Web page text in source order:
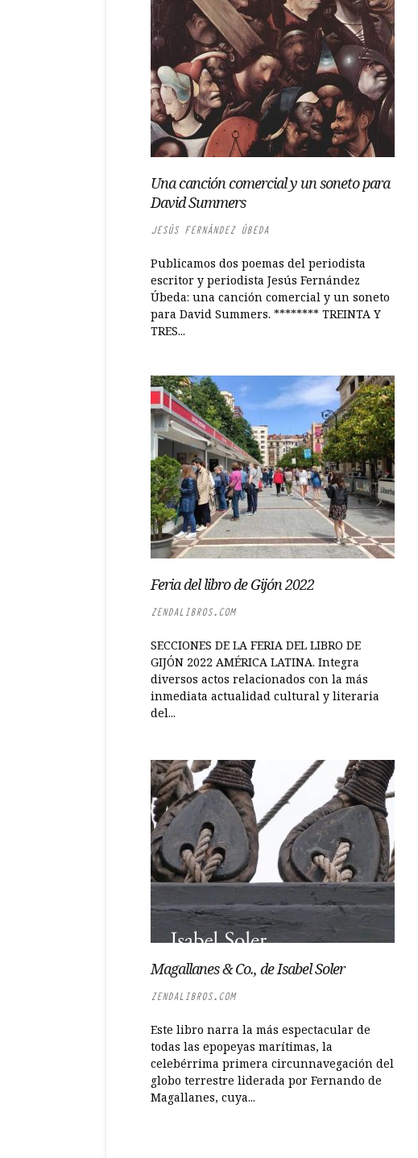
Una canción comercial y un soneto para
David Summers
JESÚS FERNÁNDEZ ÚBEDA
Publicamos dos poemas del periodista
escritor y periodista Jesús Fernández
Úbeda: una canción comercial y un soneto
para David Summers. ******** TREINTA Y
TRES...
Feria del libro de Gijón 2022
ZENDALIBROS.COM
SECCIONES DE LA FERIA DEL LIBRO DE
GIJÓN 2022 AMÉRICA LATINA. Integra
diversos actos relacionados con la más
inmediata actualidad cultural y literaria
del...
Magallanes & Co., de Isabel Soler
ZENDALIBROS.COM
Este libro narra la más espectacular de
todas las epopeyas marítimas, la
celebérrima primera circunnavegación del
globo terrestre liderada por Fernando de
Magallanes, cuya...